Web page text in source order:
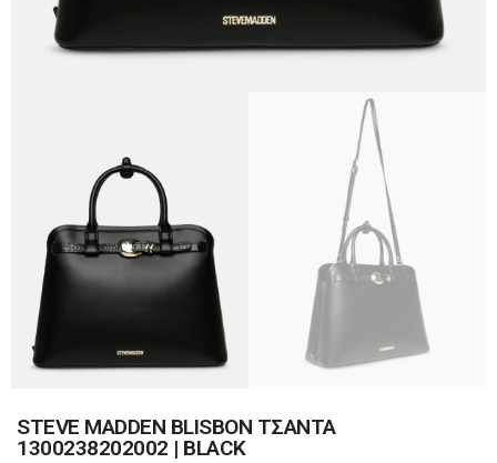
STEVE MADDEN BLISBON ΤΣΑΝΤΑ
1300238202002 | BLACK